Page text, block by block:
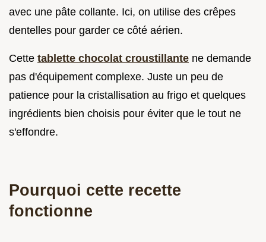
avec une pâte collante. Ici, on utilise des crêpes
dentelles pour garder ce côté aérien.
Cette tablette chocolat croustillante ne demande
pas d'équipement complexe. Juste un peu de
patience pour la cristallisation au frigo et quelques
ingrédients bien choisis pour éviter que le tout ne
s'effondre.
Pourquoi cette recette
fonctionne